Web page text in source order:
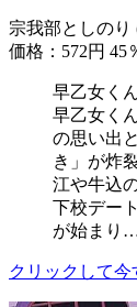
宗我部としのり
価格：572円 45
早乙女く
早乙女く
の思い出
き」が炸
江や牛込
下校デー
が始まり
クリックして今